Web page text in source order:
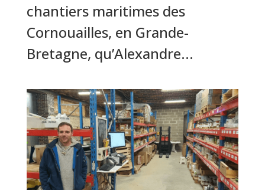
chantiers maritimes des
Cornouailles, en Grande-
Bretagne, qu’Alexandre...